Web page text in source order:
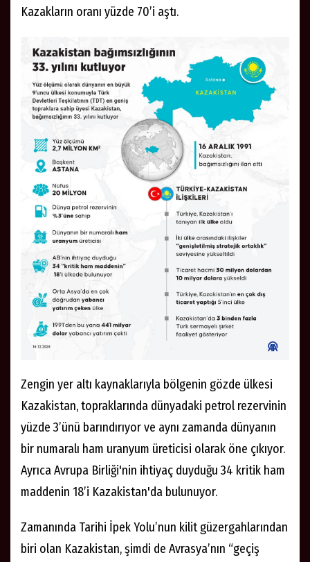
Kazakların oranı yüzde 70’i aştı.
Zengin yer altı kaynaklarıyla bölgenin gözde ülkesi
Kazakistan, topraklarında dünyadaki petrol rezervinin
yüzde 3’ünü barındırıyor ve aynı zamanda dünyanın
bir numaralı ham uranyum üreticisi olarak öne çıkıyor.
Ayrıca Avrupa Birliği'nin ihtiyaç duyduğu 34 kritik ham
maddenin 18’i Kazakistan'da bulunuyor.
Zamanında Tarihi İpek Yolu’nun kilit güzergahlarından
biri olan Kazakistan, şimdi de Avrasya’nın “geçiş